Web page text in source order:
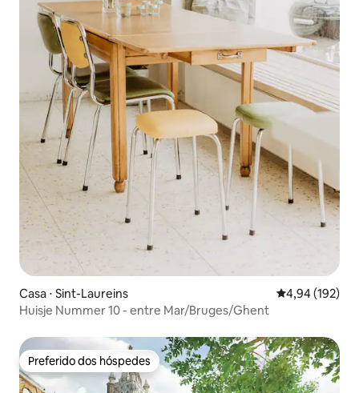
Casa ⋅ Sint-Laureins 4,94 de uma
4,94 (192)
Huisje Nummer 10 - entre Mar/Bruges/Ghent
Preferido dos hóspedes
Preferido dos hóspedes